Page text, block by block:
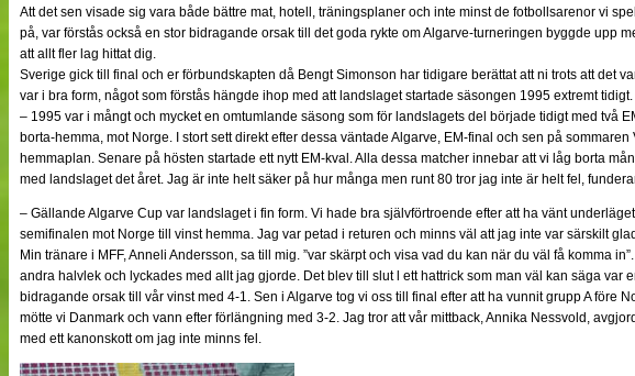
Att det sen visade sig vara både bättre mat, hotell, träningsplaner och inte minst de fotbollsarenor vi
på, var förstås också en stor bidragande orsak till det goda rykte om Algarve-turneringen byggde upp
att allt fler lag hittat dig.
Sverige gick till final och er förbundskapten då Bengt Simonson har tidigare berättat att ni trots att det
var i bra form, något som förstås hängde ihop med att landslaget startade säsongen 1995 extremt tidigt.
– 1995 var i mångt och mycket en omtumlande säsong som för landslagets del började tidigt med två
borta-hemma, mot Norge. I stort sett direkt efter dessa väntade Algarve, EM-final och sen på sommaren
hemmaplan. Senare på hösten startade ett nytt EM-kval. Alla dessa matcher innebar att vi låg borta
med landslaget det året. Jag är inte helt säker på hur många men runt 80 tror jag inte är helt fel,
– Gällande Algarve Cup var landslaget i fin form. Vi hade bra självförtroende efter att ha vänt
semifinalen mot Norge till vinst hemma. Jag var petad i returen och minns väl att jag inte var särskilt
Min tränare i MFF, Anneli Andersson, sa till mig. ”var skärpt och visa vad du kan när du väl få komma
andra halvlek och lyckades med allt jag gjorde. Det blev till slut l ett hattrick som man väl kan säga var
bidragande orsak till vår vinst med 4-1. Sen i Algarve tog vi oss till final efter att ha vunnit grupp A före
mötte vi Danmark och vann efter förlängning med 3-2. Jag tror att vår mittback, Annika Nessvold,
med ett kanonskott om jag inte minns fel.